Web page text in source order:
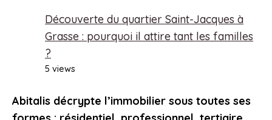
Découverte du quartier Saint-Jacques à
Grasse : pourquoi il attire tant les familles
?
5 views
Abitalis décrypte l’immobilier sous toutes ses